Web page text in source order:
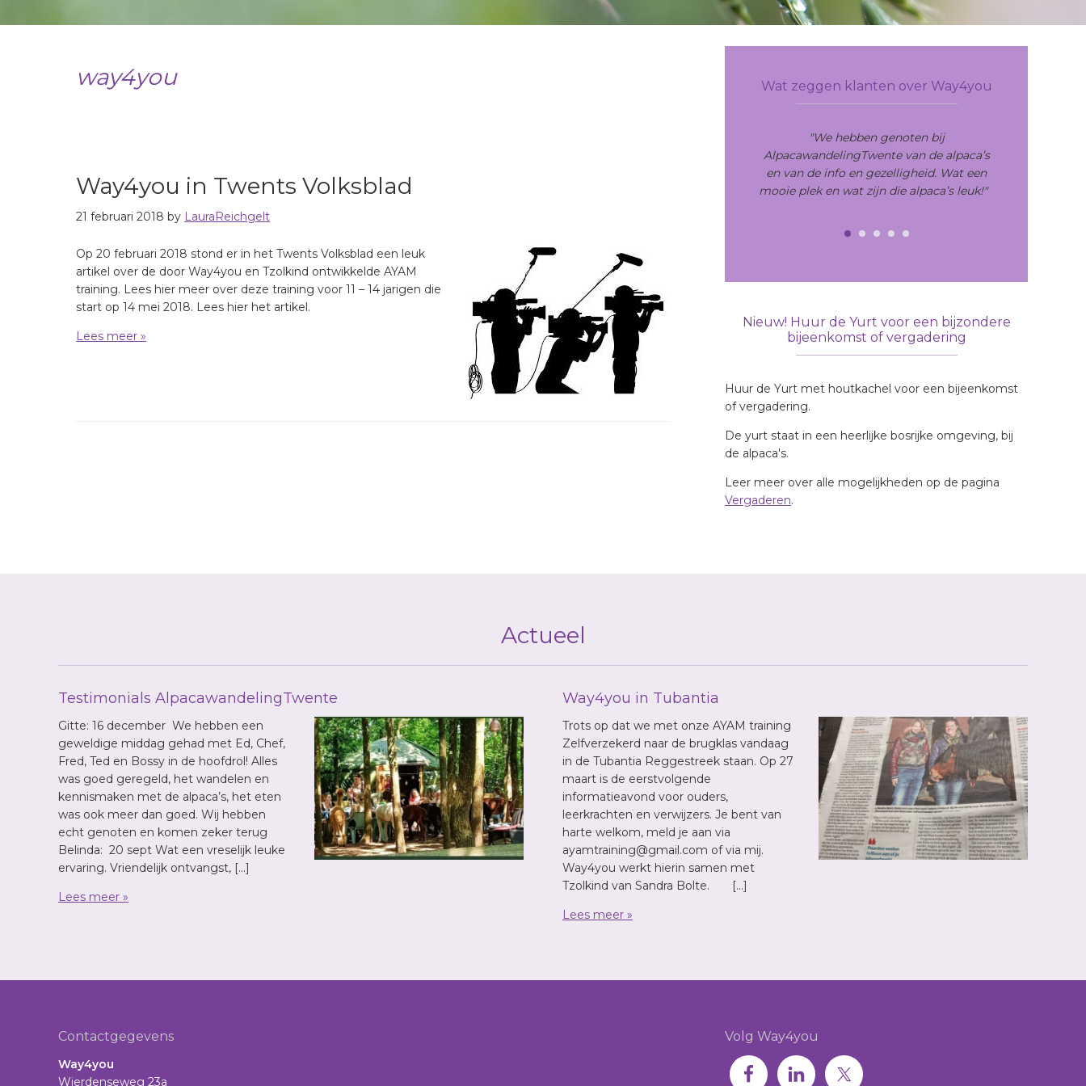
way4you
Way4you in Twents Volksblad
21 februari 2018 by LauraReichgelt
Op 20 februari 2018 stond er in het Twents Volksblad een leuk
artikel over de door Way4you en Tzolkind ontwikkelde AYAM
training. Lees hier meer over deze training voor 11 – 14 jarigen die
start op 14 mei 2018. Lees hier het artikel.
Lees meer »
Sidebar
Wat zeggen klanten over Way4you
"We hebben genoten bij
AlpacawandelingTwente van de alpaca’s
en van de info en gezelligheid. Wat een
mooie plek en wat zijn die alpaca’s leuk!"
Nieuw! Huur de Yurt voor een bijzondere
bijeenkomst of vergadering
Huur de Yurt met houtkachel voor een bijeenkomst
of vergadering.
De yurt staat in een heerlijke bosrijke omgeving, bij
de alpaca's.
Leer meer over alle mogelijkheden op de pagina
Vergaderen.
Actueel
Testimonials AlpacawandelingTwente
Gitte: 16 december We hebben een
geweldige middag gehad met Ed, Chef,
Fred, Ted en Bossy in de hoofdrol! Alles
was goed geregeld, het wandelen en
kennismaken met de alpaca’s, het eten
was ook meer dan goed. Wij hebben
echt genoten en komen zeker terug
Belinda: 20 sept Wat een vreselijk leuke
ervaring. Vriendelijk ontvangst, […]
Lees meer »
Way4you in Tubantia
Trots op dat we met onze AYAM training
Zelfverzekerd naar de brugklas vandaag
in de Tubantia Reggestreek staan. Op 27
maart is de eerstvolgende
informatieavond voor ouders,
leerkrachten en verwijzers. Je bent van
harte welkom, meld je aan via
ayamtraining@gmail.com of via mij.
Way4you werkt hierin samen met
Tzolkind van Sandra Bolte. […]
Lees meer »
FooterContactgegevens
Way4you
Wierdenseweg 23a
Volg Way4you